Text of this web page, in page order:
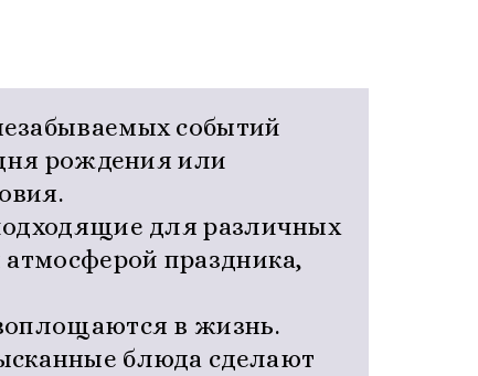
событий
рождения или
для различных
праздника,
в жизнь.
блюда сделают